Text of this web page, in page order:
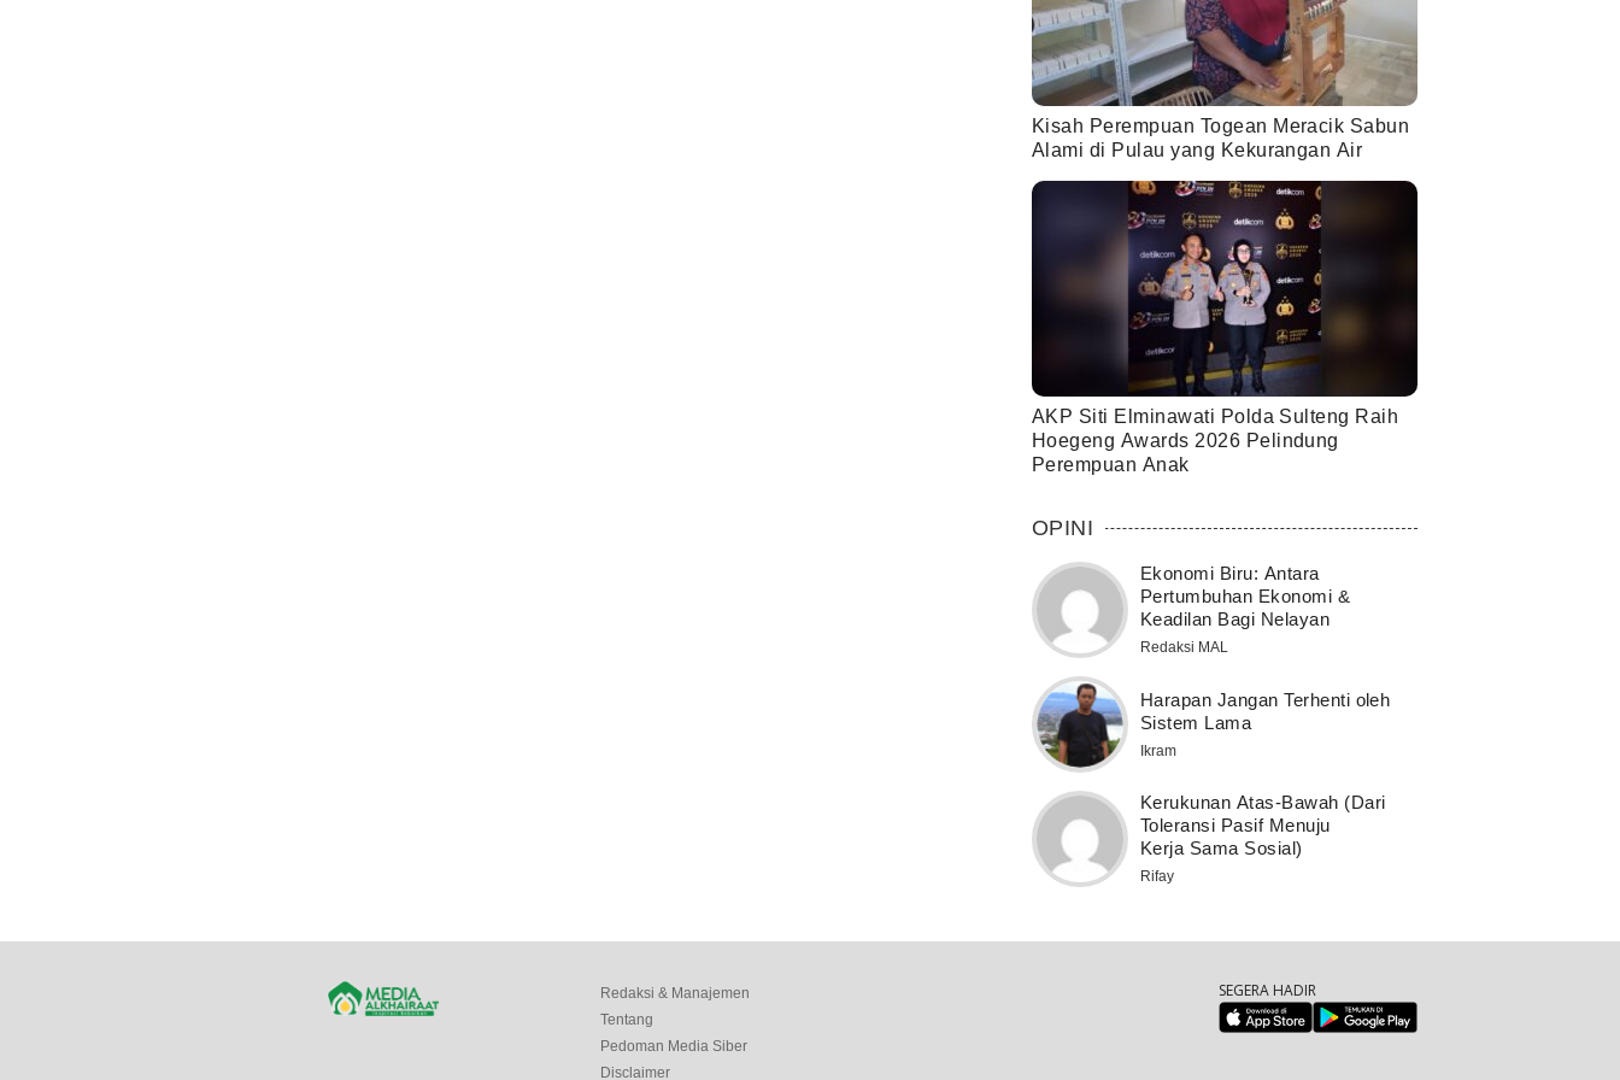
Kisah Perempuan Togean Meracik Sabun
Alami di Pulau yang Kekurangan Air
AKP Siti Elminawati Polda Sulteng Raih
Hoegeng Awards 2026 Pelindung
Perempuan Anak
OPINI
Ekonomi Biru: Antara
Pertumbuhan Ekonomi &
Keadilan Bagi Nelayan
Redaksi MAL
Harapan Jangan Terhenti oleh
Sistem Lama
Ikram
Kerukunan Atas-Bawah (Dari
Toleransi Pasif Menuju
Kerja Sama Sosial)
Rifay
Redaksi & Manajemen
Tentang
Pedoman Media Siber
Disclaimer
SEGERA HADIR